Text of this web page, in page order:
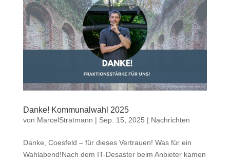
Danke! Kommunalwahl 2025
von MarcelStratmann | Sep. 15, 2025 | Nachrichten
Danke, Coesfeld – für dieses Vertrauen! Was für ein
Wahlabend!Nach dem IT-Desaster beim Anbieter kamen